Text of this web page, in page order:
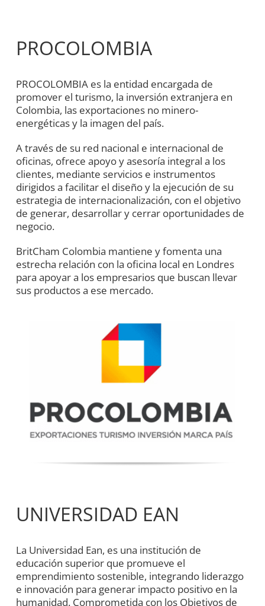
PROCOLOMBIA
PROCOLOMBIA es la entidad encargada de
promover el turismo, la inversión extranjera en
Colombia, las exportaciones no minero-
energéticas y la imagen del país.
A través de su red nacional e internacional de
oficinas, ofrece apoyo y asesoría integral a los
clientes, mediante servicios e instrumentos
dirigidos a facilitar el diseño y la ejecución de su
estrategia de internacionalización, con el objetivo
de generar, desarrollar y cerrar oportunidades de
negocio.
BritCham Colombia mantiene y fomenta una
estrecha relación con la oficina local en Londres
para apoyar a los empresarios que buscan llevar
sus productos a ese mercado.
UNIVERSIDAD EAN
La Universidad Ean, es una institución de
educación superior que promueve el
emprendimiento sostenible, integrando liderazgo
e innovación para generar impacto positivo en la
humanidad. Comprometida con los Objetivos de